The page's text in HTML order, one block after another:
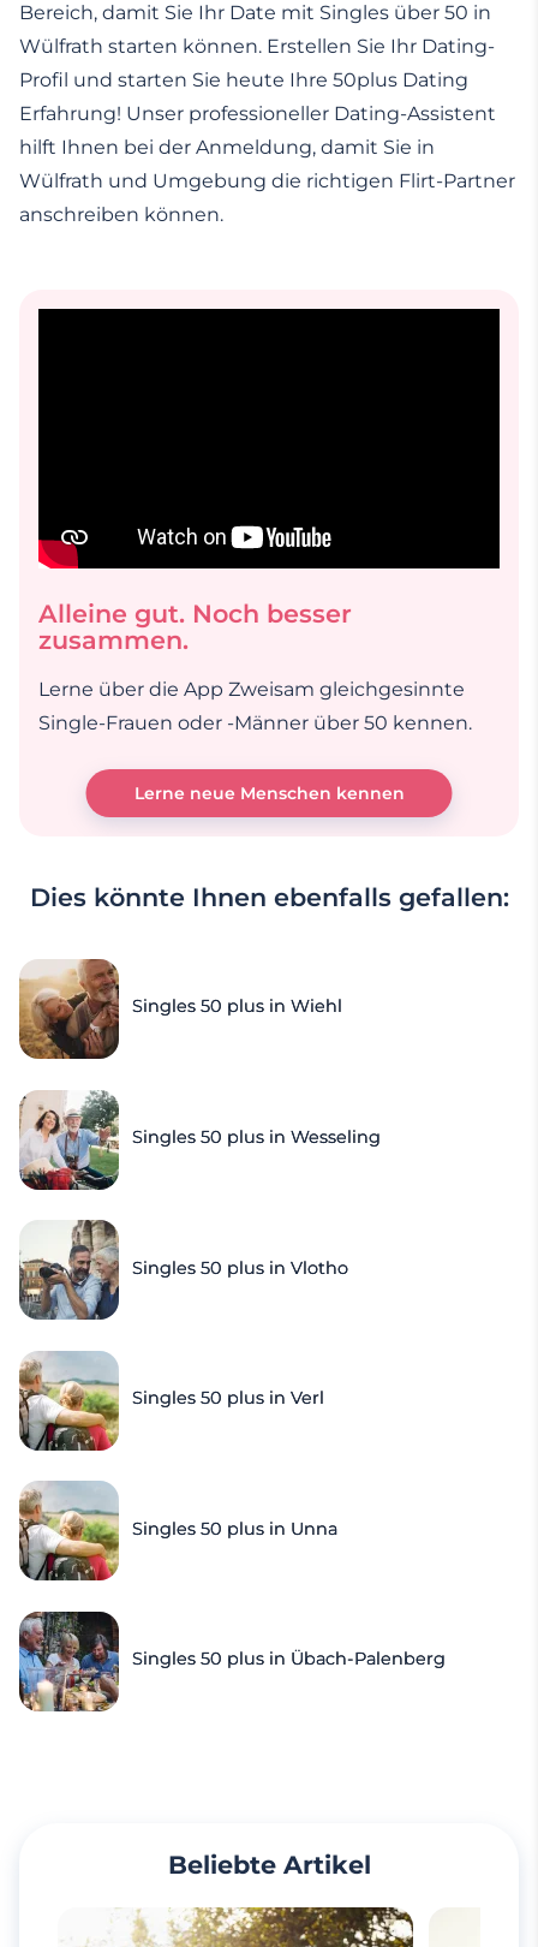
Bereich, damit Sie Ihr Date mit Singles über 50 in
Wülfrath starten können. Erstellen Sie Ihr Dating-
Profil und starten Sie heute Ihre 50plus Dating
Erfahrung! Unser professioneller Dating-Assistent
hilft Ihnen bei der Anmeldung, damit Sie in
Wülfrath und Umgebung die richtigen Flirt-Partner
anschreiben können.
Alleine gut. Noch besser
zusammen.
Lerne über die App Zweisam gleichgesinnte
Single-Frauen oder -Männer über 50 kennen.
Lerne neue Menschen kennen
Dies könnte Ihnen ebenfalls gefallen:
Singles 50 plus in Wiehl
Singles 50 plus in Wesseling
Singles 50 plus in Vlotho
Singles 50 plus in Verl
Singles 50 plus in Unna
Singles 50 plus in Übach-Palenberg
Beliebte Artikel